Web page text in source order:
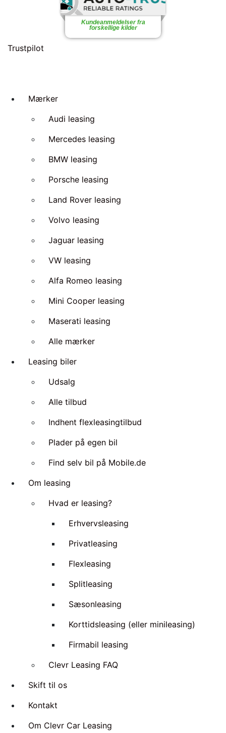
Kundeanmeldelser fra
forskellige kilder
Trustpilot
Mærker
Audi leasing
Mercedes leasing
BMW leasing
Porsche leasing
Land Rover leasing
Volvo leasing
Jaguar leasing
VW leasing
Alfa Romeo leasing
Mini Cooper leasing
Maserati leasing
Alle mærker
Leasing biler
Udsalg
Alle tilbud
Indhent flexleasingtilbud
Plader på egen bil
Find selv bil på Mobile.de
Om leasing
Hvad er leasing?
Erhvervsleasing
Privatleasing
Flexleasing
Splitleasing
Sæsonleasing
Korttidsleasing (eller minileasing)
Firmabil leasing
Clevr Leasing FAQ
Skift til os
Kontakt
Om Clevr Car Leasing